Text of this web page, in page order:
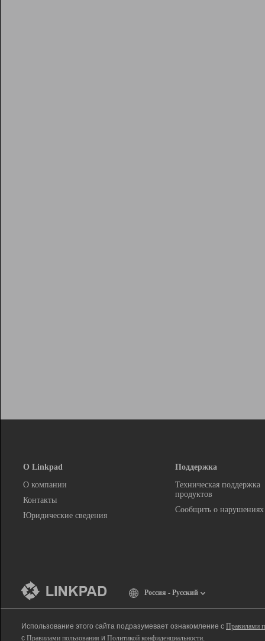
О Linkpad
О компании
Контакты
Юридические сведения
Поддержка
Техническая поддержка
продуктов
Сообщить о нарушениях
Россия - Русский
Использование этого сайта подразумевает ознакомление с Правилами
с Правилами пользования и Политикой конфиденциальности.